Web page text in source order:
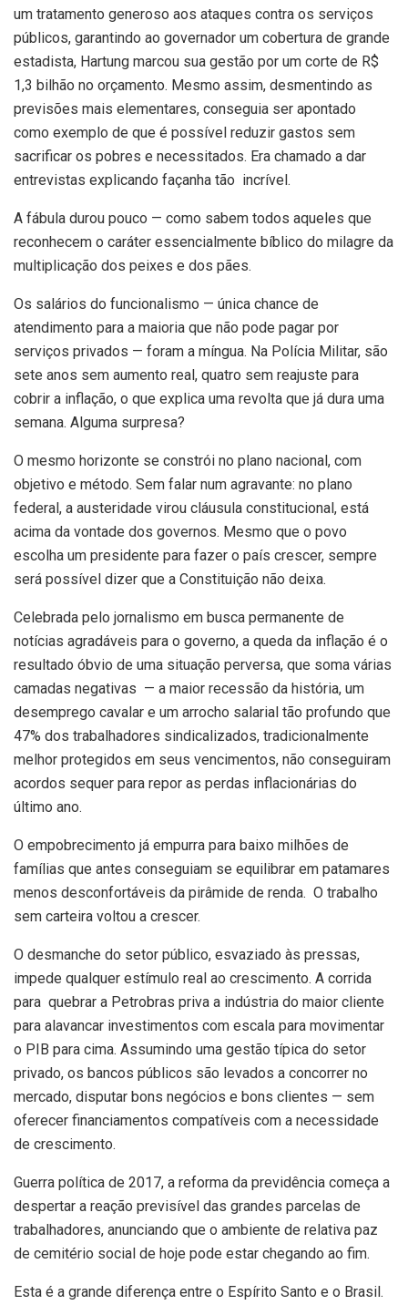
um tratamento generoso aos ataques contra os serviços
públicos, garantindo ao governador um cobertura de grande
estadista, Hartung marcou sua gestão por um corte de R$
1,3 bilhão no orçamento. Mesmo assim, desmentindo as
previsões mais elementares, conseguia ser apontado
como exemplo de que é possível reduzir gastos sem
sacrificar os pobres e necessitados. Era chamado a dar
entrevistas explicando façanha tão incrível.
A fábula durou pouco — como sabem todos aqueles que
reconhecem o caráter essencialmente bíblico do milagre da
multiplicação dos peixes e dos pães.
Os salários do funcionalismo — única chance de
atendimento para a maioria que não pode pagar por
serviços privados — foram a míngua. Na Polícia Militar, são
sete anos sem aumento real, quatro sem reajuste para
cobrir a inflação, o que explica uma revolta que já dura uma
semana. Alguma surpresa?
O mesmo horizonte se constrói no plano nacional, com
objetivo e método. Sem falar num agravante: no plano
federal, a austeridade virou cláusula constitucional, está
acima da vontade dos governos. Mesmo que o povo
escolha um presidente para fazer o país crescer, sempre
será possível dizer que a Constituição não deixa.
Celebrada pelo jornalismo em busca permanente de
notícias agradáveis para o governo, a queda da inflação é o
resultado óbvio de uma situação perversa, que soma várias
camadas negativas — a maior recessão da história, um
desemprego cavalar e um arrocho salarial tão profundo que
47% dos trabalhadores sindicalizados, tradicionalmente
melhor protegidos em seus vencimentos, não conseguiram
acordos sequer para repor as perdas inflacionárias do
último ano.
O empobrecimento já empurra para baixo milhões de
famílias que antes conseguiam se equilibrar em patamares
menos desconfortáveis da pirâmide de renda. O trabalho
sem carteira voltou a crescer.
O desmanche do setor público, esvaziado às pressas,
impede qualquer estímulo real ao crescimento. A corrida
para quebrar a Petrobras priva a indústria do maior cliente
para alavancar investimentos com escala para movimentar
o PIB para cima. Assumindo uma gestão típica do setor
privado, os bancos públicos são levados a concorrer no
mercado, disputar bons negócios e bons clientes — sem
oferecer financiamentos compatíveis com a necessidade
de crescimento.
Guerra política de 2017, a reforma da previdência começa a
despertar a reação previsível das grandes parcelas de
trabalhadores, anunciando que o ambiente de relativa paz
de cemitério social de hoje pode estar chegando ao fim.
Esta é a grande diferença entre o Espírito Santo e o Brasil.